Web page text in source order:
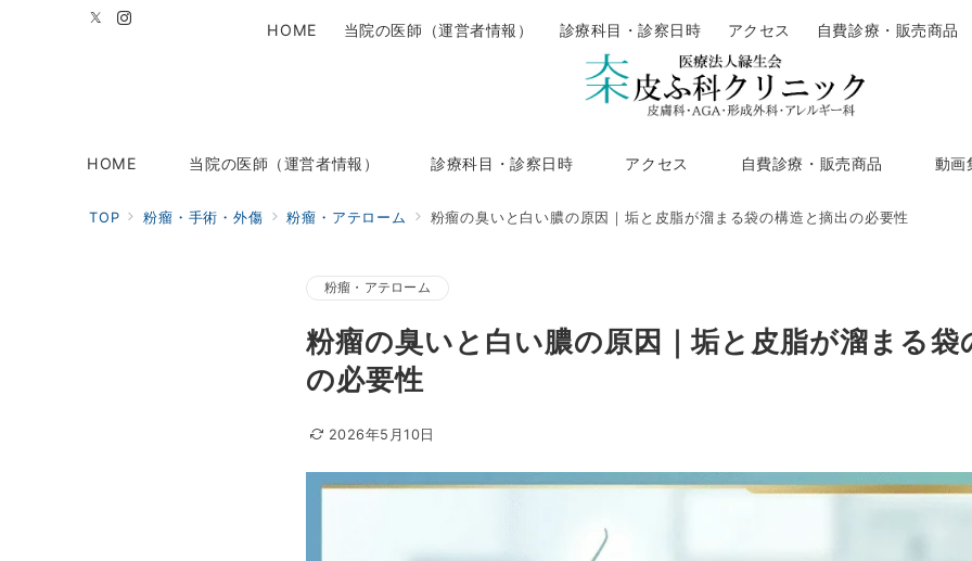
HOME 当院の医師（運営者情報） 診療科目・診察日時 アクセス 自費診療・販売商品 動画
HOME 当院の医師（運営者情報） 診療科目・診察日時 アクセス 自費診療・販売商品
TOP 粉瘤・手術・外傷 粉瘤・アテローム 粉瘤の臭いと白い膿の原因｜垢と皮脂が溜まる袋の構造と摘出の必要性
粉瘤・アテローム
粉瘤の臭いと白い膿の原因｜垢と皮脂が溜まる袋
の必要性
2026年5月10日